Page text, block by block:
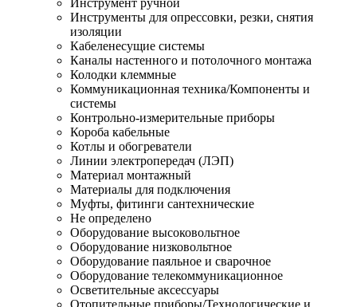
Инструменты для опрессовки, резки, снятия
изоляции
Кабеленесущие системы
Каналы настенного и потолочного монтажа
Колодки клеммные
Коммуникационная техника/Компоненты и
системы
Контрольно-измерительные приборы
Короба кабельные
Котлы и обогреватели
Линии электропередач (ЛЭП)
Материал монтажный
Материалы для подключения
Муфты, фитинги сантехнические
Не определено
Оборудование высоковольтное
Оборудование низковольтное
Оборудование паяльное и сварочное
Оборудование телекоммуникационное
Осветительные аксессуары
Отопительные приборы/Технологические и